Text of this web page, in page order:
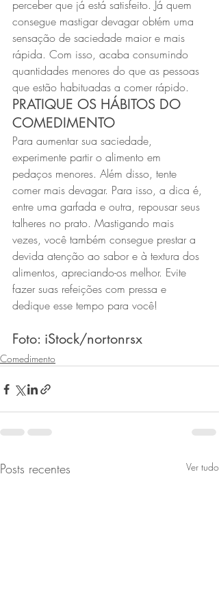
perceber que já está satisfeito. Já quem
consegue mastigar devagar obtém uma
sensação de saciedade maior e mais
rápida. Com isso, acaba consumindo
quantidades menores do que as pessoas
que estão habituadas a comer rápido.
PRATIQUE OS HÁBITOS DO
COMEDIMENTO
Para aumentar sua saciedade,
experimente partir o alimento em
pedaços menores. Além disso, tente
comer mais devagar. Para isso, a dica é,
entre uma garfada e outra, repousar seus
talheres no prato. Mastigando mais
vezes, você também consegue prestar a
devida atenção ao sabor e à textura dos
alimentos, apreciando-os melhor. Evite
fazer suas refeições com pressa e
dedique esse tempo para você!
Foto: iStock/nortonrsx
Comedimento
Posts recentes Ver tudo